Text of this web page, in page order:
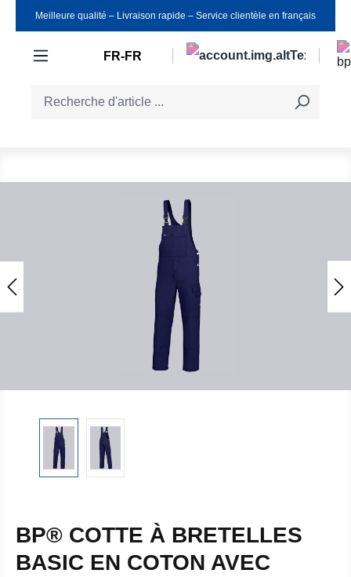
Passer au contenu principal
Meilleure qualité ‒ Livraison rapide ‒ Service clientèle en français
FR-FR
BP® COTTE À BRETELLES
BASIC EN COTON AVEC